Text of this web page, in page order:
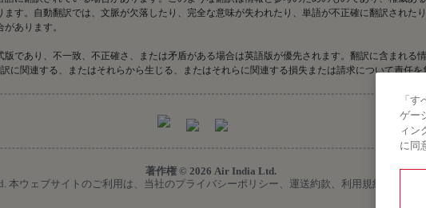
す。自動翻訳では、文脈が欠落したり、完全な意味が失われたり、単語が不正確に翻訳された
あります。
であり、不一致、不正確さ、または矛盾がある場合は英語版が優先されます。翻訳に含まれる
に関連する、またはそれらから生じる、またはそれらに関連する損失または請求について責任を
著作権 © 2026 Air India Ltd.
本ウェブサイトのご利用は、当社のプライバシーポリシー、運送約款、利用規約への同意
「
ゲー
ィン
に同